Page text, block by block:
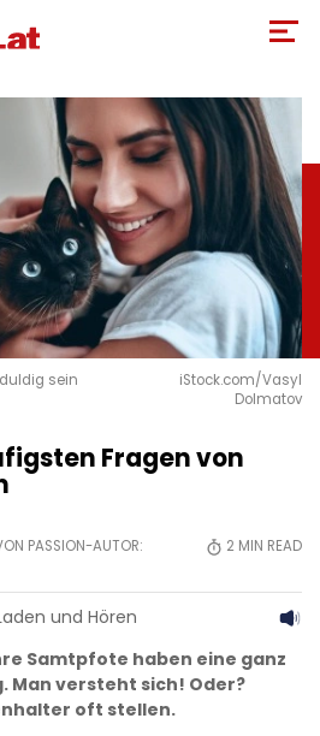
sein
iStock.com/Vasyl
Dolmatov
Fragen von
PASSION-AUTOR:
2 MIN READ
und Hören
Samtpfote haben eine ganz
Man versteht sich! Oder?
oft stellen.